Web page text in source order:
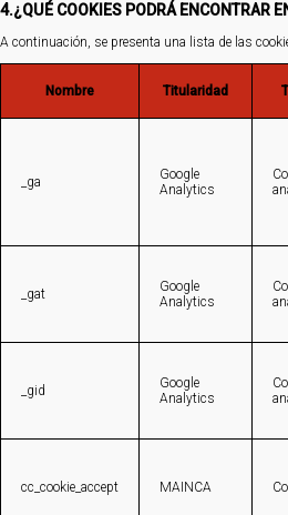
4.¿QUÉ COOKIES PODRÁ ENCONTRAR
A continuación, se presenta una lista de las
Nombre Titularidad
_ga
Google
Analytics
_gat
Google
Analytics
_gid
Google
Analytics
cc_cookie_accept MAINCA